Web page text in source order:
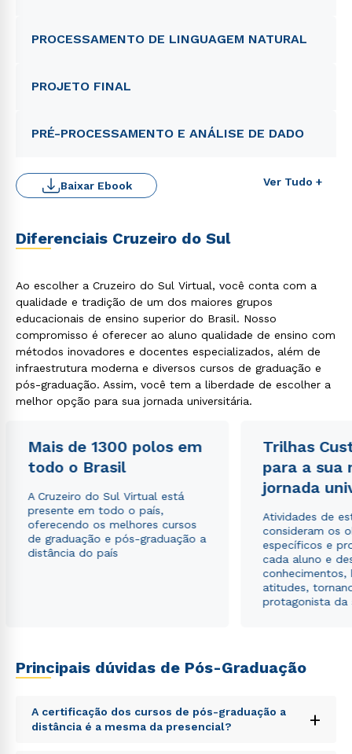
PROCESSAMENTO DE LINGUAGEM NATURAL
PROJETO FINAL
PRÉ-PROCESSAMENTO E ANÁLISE DE DADO
Ver Tudo +
Baixar Ebook
Diferenciais Cruzeiro do Sul
Ao escolher a Cruzeiro do Sul Virtual, você conta com a
qualidade e tradição de um dos maiores grupos
educacionais de ensino superior do Brasil. Nosso
compromisso é oferecer ao aluno qualidade de ensino com
métodos inovadores e docentes especializados, além de
infraestrutura moderna e diversos cursos de graduação e
pós-graduação. Assim, você tem a liberdade de escolher a
melhor opção para sua jornada universitária.
Mais de 1300 polos em
todo o Brasil
A Cruzeiro do Sul Virtual está
presente em todo o país,
oferecendo os melhores cursos
de graduação e pós-graduação a
distância do país
Trilhas
para a sua
jornada
Atividades de
consideram os
específicos e
cada aluno e
conhecimentos,
atitudes,
protagonista da
Principais dúvidas de Pós-Graduação
A certificação dos cursos de pós-graduação a
distância é a mesma da presencial?
+
Rápido e fácil